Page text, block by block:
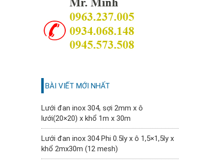
BÀI VIẾT MỚI NHẤT
Lưới đan inox 304, sợi 2mm x ô
lưới(20×20) x khổ 1m x 30m
Lưới đan inox 304 Phi 0.5ly x ô 1,5×1,5ly x
khổ 2mx30m (12 mesh)